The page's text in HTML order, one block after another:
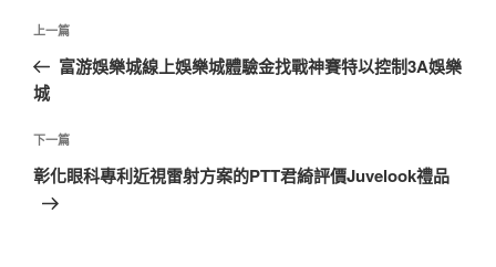
文
導
覽
上
一
篇
章
上一篇
富游娛樂城線上娛樂城體驗金找戰神賽特以控制3A娛樂
城
下
一
下一篇
彰化眼科專利近視雷射方案的PTT君綺評價Juvelook禮品